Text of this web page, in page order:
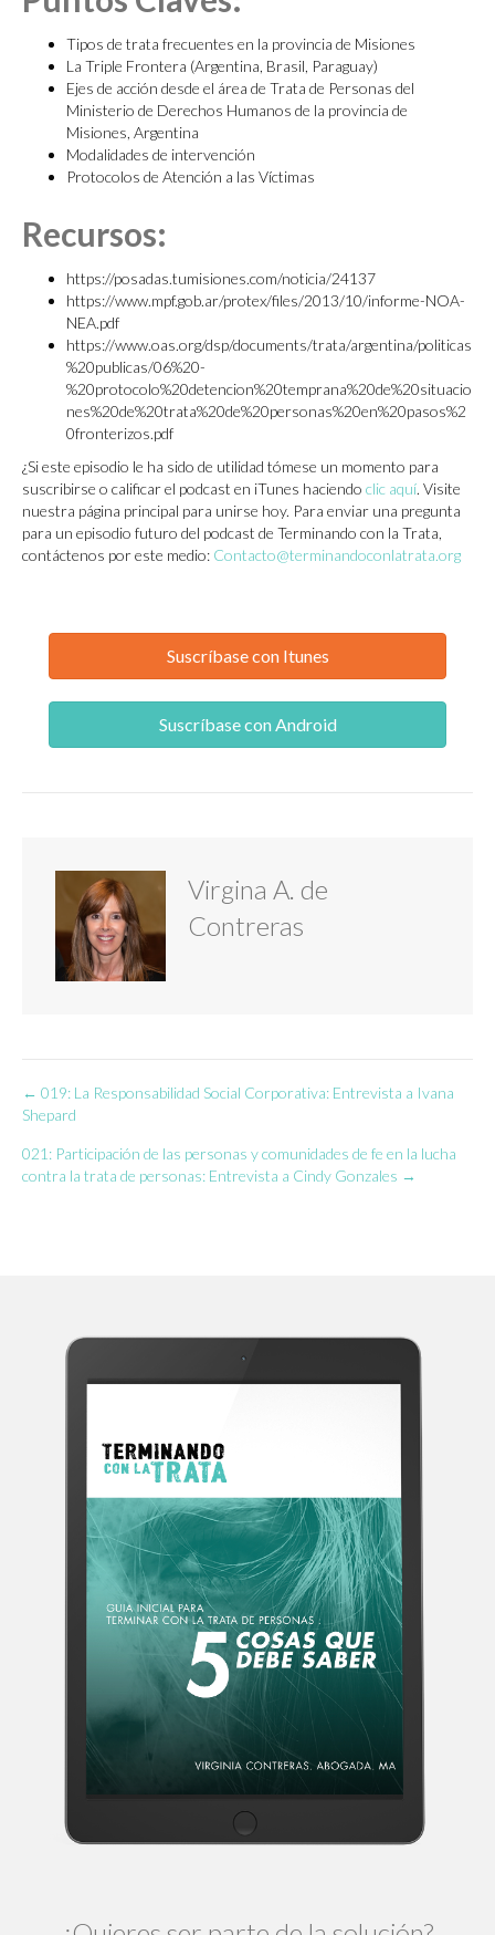
Tipos de trata frecuentes en la provincia de Misiones
La Triple Frontera (Argentina, Brasil, Paraguay)
Ejes de acción desde el área de Trata de Personas del
Ministerio de Derechos Humanos de la provincia de
Misiones, Argentina
Modalidades de intervención
Protocolos de Atención a las Víctimas
Recursos:
https://posadas.tumisiones.com/noticia/24137
https://www.mpf.gob.ar/protex/files/2013/10/informe-NOA-
NEA.pdf
https://www.oas.org/dsp/documents/trata/argentina/politicas
%20publicas/06%20-
%20protocolo%20detencion%20temprana%20de%20situacio
nes%20de%20trata%20de%20personas%20en%20pasos%2
0fronterizos.pdf
¿Si este episodio le ha sido de utilidad tómese un momento para
suscribirse o calificar el podcast en iTunes haciendo clic aquí. Visite
nuestra página principal para unirse hoy. Para enviar una pregunta
para un episodio futuro del podcast de Terminando con la Trata,
contáctenos por este medio: Contacto@terminandoconlatrata.org
Suscríbase con Itunes
Suscríbase con Android
Virgina A. de
Contreras
Navegación
de
entradas
← 019: La Responsabilidad Social Corporativa: Entrevista a Ivana
Shepard
021: Participación de las personas y comunidades de fe en la lucha
contra la trata de personas: Entrevista a Cindy Gonzales →